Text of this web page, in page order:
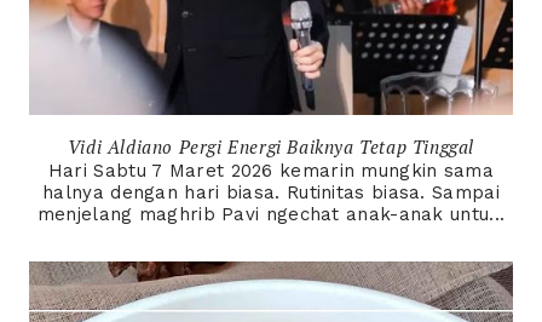
Vidi Aldiano Pergi Energi Baiknya Tetap Tinggal
Hari Sabtu 7 Maret 2026 kemarin mungkin sama
halnya dengan hari biasa. Rutinitas biasa. Sampai
menjelang maghrib Pavi ngechat anak-anak untu...